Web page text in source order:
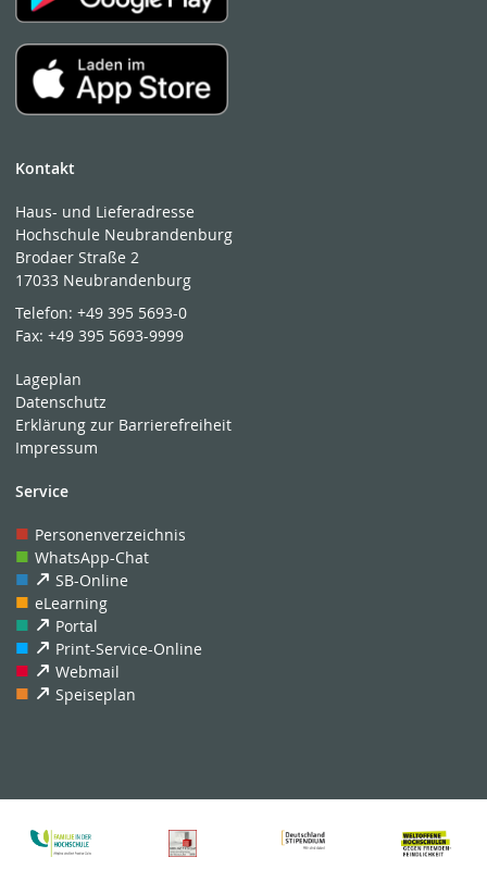
Kontakt
Haus- und Lieferadresse
Hochschule Neubrandenburg
Brodaer Straße 2
17033 Neubrandenburg
Telefon:+49 395 5693-0
Fax:+49 395 5693-9999
Lageplan
Datenschutz
Erklärung zur Barrierefreiheit
Impressum
Service
Personenverzeichnis
WhatsApp-Chat
SB-Online
eLearning
Portal
Print-Service-Online
Webmail
Speiseplan